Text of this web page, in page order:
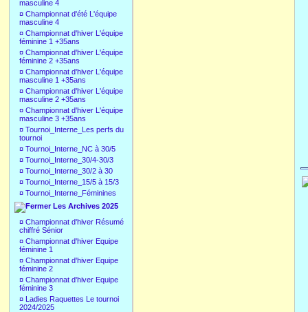
masculine 4
¤ Championnat d'été L'équipe
masculine 4
¤ Championnat d'hiver L'équipe
féminine 1 +35ans
¤ Championnat d'hiver L'équipe
féminine 2 +35ans
¤ Championnat d'hiver L'équipe
masculine 1 +35ans
¤ Championnat d'hiver L'équipe
masculine 2 +35ans
¤ Championnat d'hiver L'équipe
masculine 3 +35ans
¤ Tournoi_Interne_Les perfs du
tournoi
¤ Tournoi_Interne_NC à 30/5
¤ Tournoi_Interne_30/4-30/3
¤ Tournoi_Interne_30/2 à 30
¤ Tournoi_Interne_15/5 à 15/3
¤ Tournoi_Interne_Féminines
Les Archives 2025
¤ Championnat d'hiver Résumé
chiffré Sénior
¤ Championnat d'hiver Equipe
féminine 1
¤ Championnat d'hiver Equipe
féminine 2
¤ Championnat d'hiver Equipe
féminine 3
¤ Ladies Raquettes Le tournoi
2024/2025